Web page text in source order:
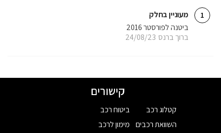
1 מעוניין בחלק
ברוך ברנס 24/08/23
ביטנה לפורסטר 2016
קישורים
קטלוג רכב
השוואת רכבים
ביטוח רכב
מימון לרכב